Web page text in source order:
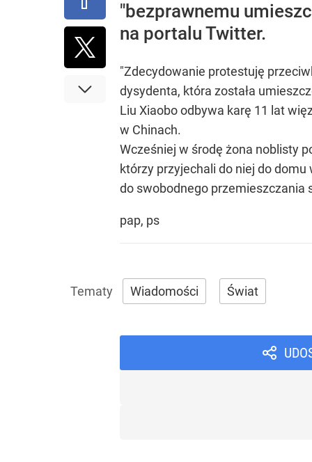
Tego sondażu premier nie może zlekceważyć.
"bezprawnemu
na portalu Twitter.
"Zdecydowanie protestuję
dysydenta, która została
Liu Xiaobo odbywa karę 11 lat
w Chinach.
Wcześniej w środę żona noblisty
którzy przyjechali do niej do
do swobodnego przemieszczania
pap, ps
Wiadomości Świat